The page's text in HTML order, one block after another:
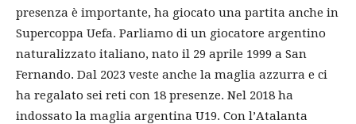
presenza è importante, ha giocato una partita anche in
Supercoppa Uefa. Parliamo di un giocatore argentino
naturalizzato italiano, nato il 29 aprile 1999 a San
Fernando. Dal 2023 veste anche la maglia azzurra e ci
ha regalato sei reti con 18 presenze. Nel 2018 ha
indossato la maglia argentina U19. Con l’Atalanta